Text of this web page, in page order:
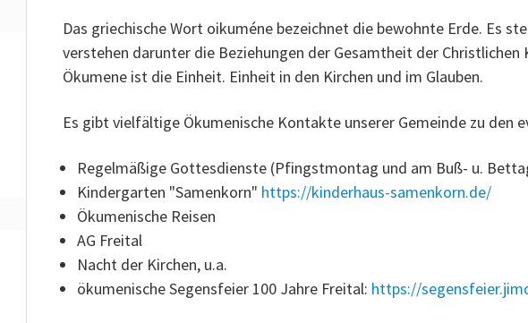
Das griechische Wort oikuméne bezeichnet die bewohnte Erde. Es
verstehen darunter die Beziehungen der Gesamtheit der Christlichen
Ökumene ist die Einheit. Einheit in den Kirchen und im Glauben.
Es gibt vielfältige Ökumenische Kontakte unserer Gemeinde zu den
Regelmäßige Gottesdienste (Pfingstmontag und am Buß- u.
Kindergarten "Samenkorn" https://kinderhaus-samenkorn.de/
Ökumenische Reisen
AG Freital
Nacht der Kirchen, u.a.
ökumenische Segensfeier 100 Jahre Freital: https://